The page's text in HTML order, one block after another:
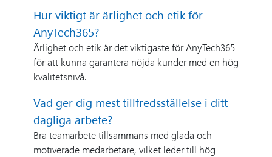
Hur viktigt är ärlighet och etik för
AnyTech365?
Ärlighet och etik är det viktigaste för AnyTech365
för att kunna garantera nöjda kunder med en hög
kvalitetsnivå.
Vad ger dig mest tillfredsställelse i ditt
dagliga arbete?
Bra teamarbete tillsammans med glada och
motiverade medarbetare, vilket leder till hög